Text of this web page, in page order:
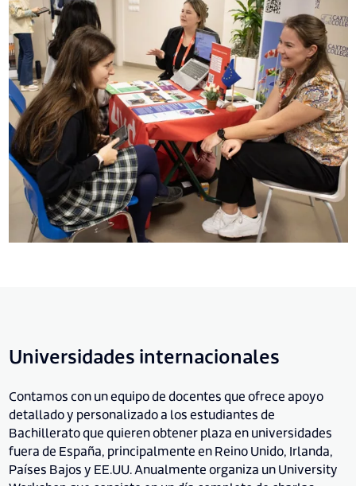
Universidades internacionales
Contamos con un equipo de docentes que ofrece apoyo
detallado y personalizado a los estudiantes de
Bachillerato que quieren obtener plaza en universidades
fuera de España, principalmente en Reino Unido, Irlanda,
Países Bajos y EE.UU. Anualmente organiza un University